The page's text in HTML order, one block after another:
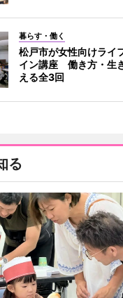
暮らす・働く
松戸市が女性向けライ
イン講座 働き方・生
える全3回
る